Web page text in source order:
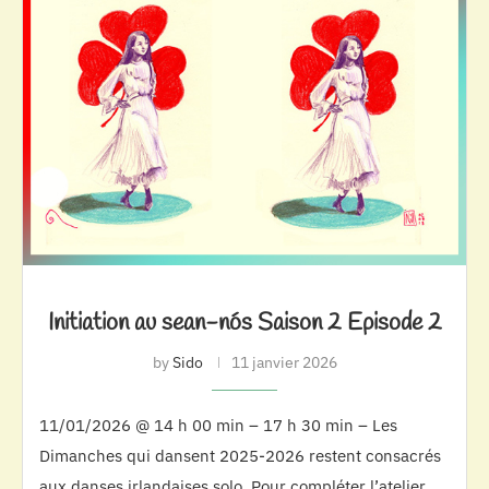
Initiation au sean-nós Saison 2 Episode 2
bySido 11 janvier 2026
11/01/2026 @ 14 h 00 min – 17 h 30 min – Les
Dimanches qui dansent 2025-2026 restent consacrés